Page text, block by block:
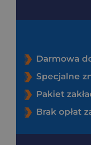
Darmowa
Specjalne
Pakiet
Brak opłat